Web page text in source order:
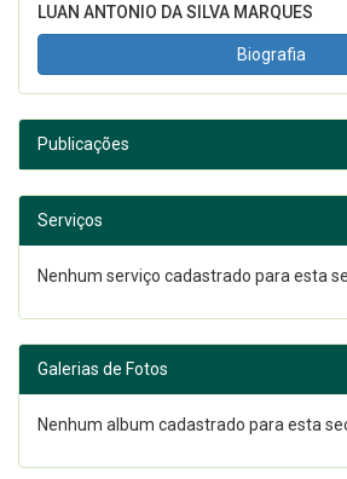
LUAN ANTONIO DA SILVA MARQUES
Biografia
Publicações
Serviços
Nenhum serviço cadastrado para esta
Galerias de Fotos
Nenhum album cadastrado para esta